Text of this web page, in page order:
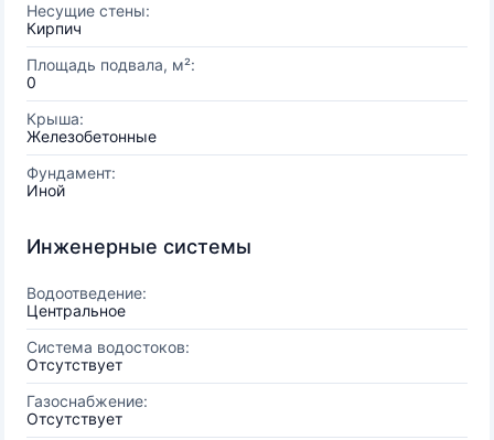
Несущие стены:
Кирпич
Площадь подвала, м²:
0
Крыша:
Железобетонные
Фундамент:
Иной
Инженерные системы
Водоотведение:
Центральное
Система водостоков:
Отсутствует
Газоснабжение:
Отсутствует